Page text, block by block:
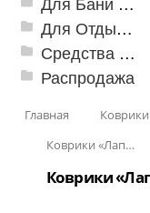
Для Отдыха и Пикника
Средства от насекомых и садовых вредителей
Распродажа
Главная Коврики
Коврики «Лапша»
Коврики